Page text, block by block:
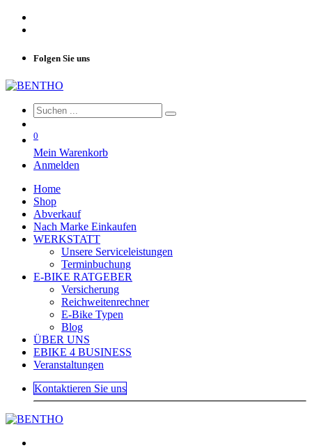
Folgen Sie uns
0
Mein Warenkorb
Anmelden
Home
Shop
Abverkauf
Nach Marke Einkaufen
WERKSTATT
Unsere Serviceleistungen
Terminbuchung
E-BIKE RATGEBER
Versicherung
Reichweitenrechner
E-Bike Typen
Blog
ÜBER UNS
EBIKE 4 BUSINESS
Veranstaltungen
Kontaktieren Sie uns